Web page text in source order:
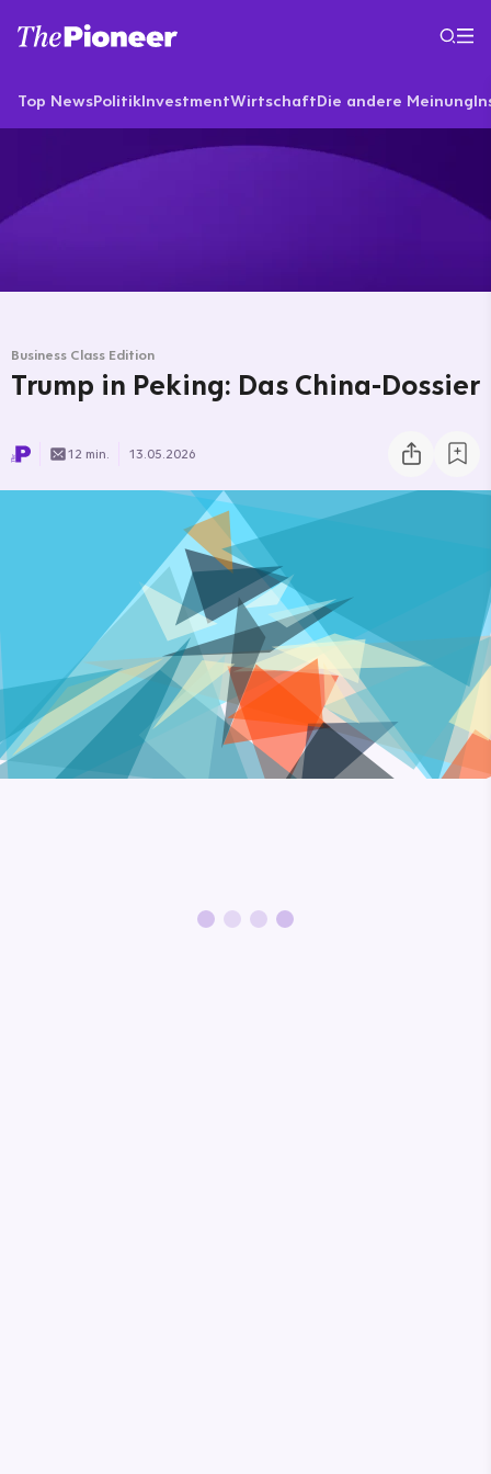
Top NewsPolitikInvestmentWirtschaftDie andere Meinung
Business Class Edition
Trump in Peking: Das China-Dossier
12 min. 13.05.2026